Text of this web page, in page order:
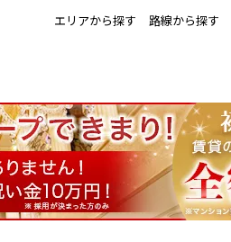
エリアから探す 路線から探す
キタ
堺東・岸和田
茨木・高槻
西中島
加古川・東加古
川・明石
新福島駅